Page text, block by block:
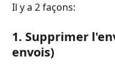
Il y a 2 façons:
1. Supprimer
envois)